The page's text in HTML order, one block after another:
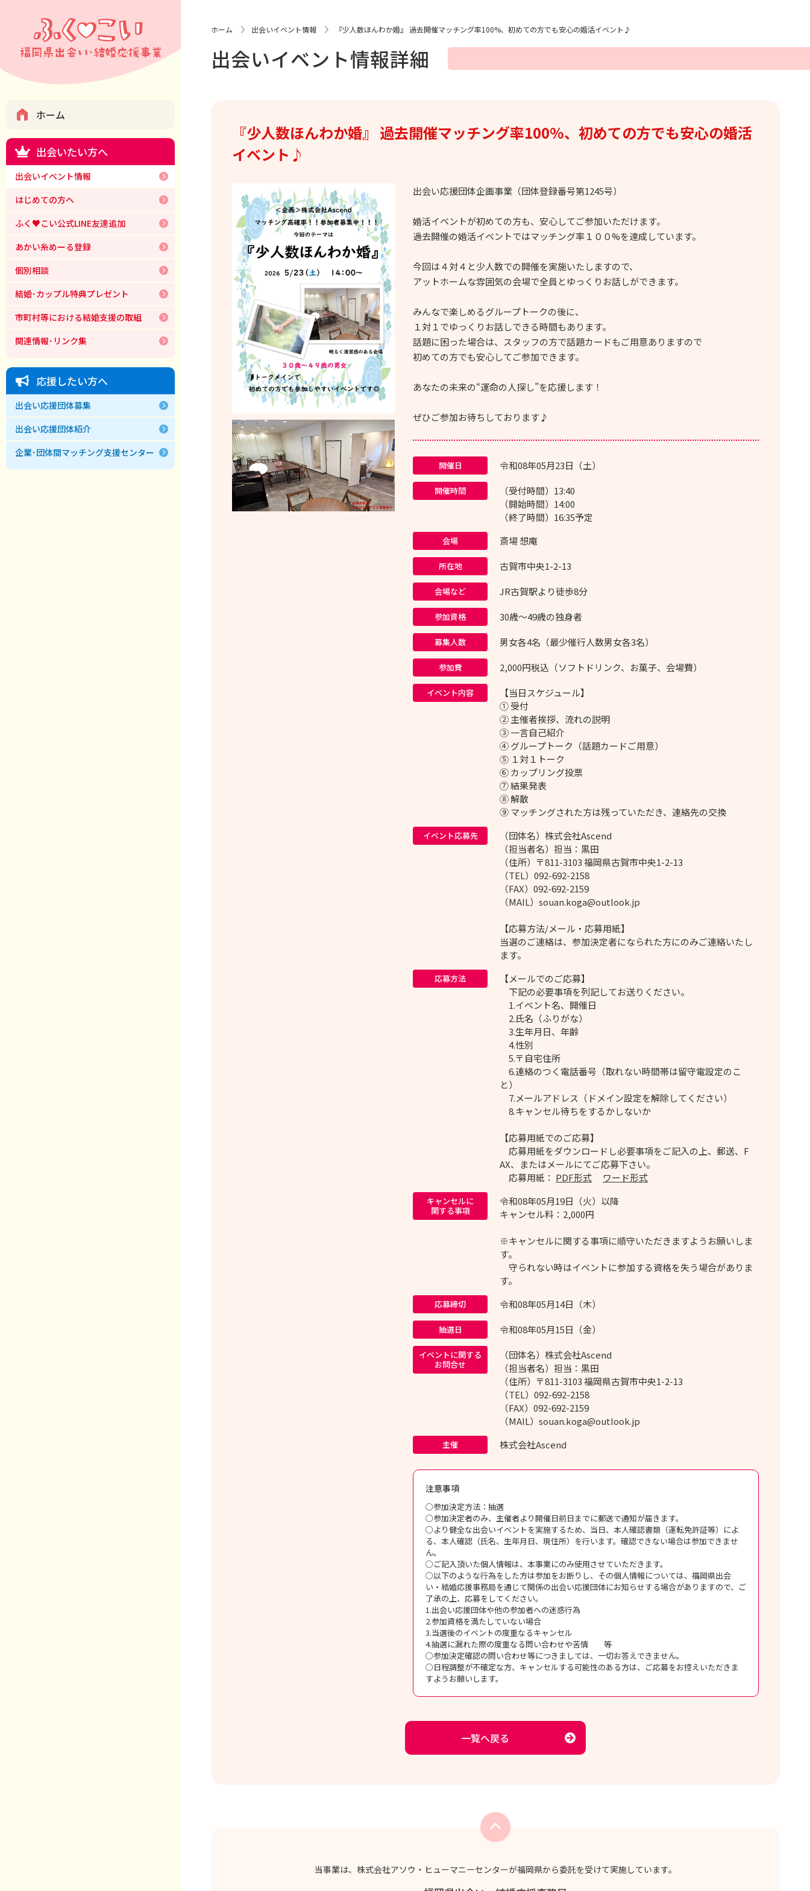
ホーム
出会いたい方へ
出会いイベント情報
はじめての方へ
ふく♥こい公式LINE友達追加
あかい糸めーる登録
個別相談
結婚･カップル特典プレゼント
市町村等における結婚支援の取組
関連情報･リンク集
応援したい方へ
出会い応援団体募集
出会い応援団体紹介
企業･団体間マッチング支援センター
ホーム 出会いイベント情報 『少人数ほんわか婚』 過去開催マッチング率100%、初めての方でも安心の婚活イベント♪
出会いイベント情報詳細
『少人数ほんわか婚』 過去開催マッチング率100%、初めての方でも安心の婚活
イベント♪
出会い応援団体企画事業（団体登録番号第1245号）
婚活イベントが初めての方も、安心してご参加いただけます。
過去開催の婚活イベントではマッチング率１００%を達成しています。
今回は４対４と少人数での開催を実施いたしますので、
アットホームな雰囲気の会場で全員とゆっくりお話しができます。
みんなで楽しめるグループトークの後に、
１対１でゆっくりお話しできる時間もあります。
話題に困った場合は、スタッフの方で話題カードもご用意ありますので
初めての方でも安心してご参加できます。
あなたの未来の“運命の人探し”を応援します！
ぜひご参加お待ちしております♪
開催日 令和08年05月23日（土）
開催時間
（受付時間）13:40
（開始時間）14:00
（終了時間）16:35予定
会場 斎場 想庵
所在地 古賀市中央1-2-13
会場など JR古賀駅より徒歩8分
参加資格 30歳～49歳の独身者
募集人数 男女各4名（最少催行人数男女各3名）
参加費 2,000円税込（ソフトドリンク、お菓子、会場費）
イベント内容
【当日スケジュール】
① 受付
② 主催者挨拶、流れの説明
③ 一言自己紹介
④ グループトーク（話題カードご用意）
⑤ １対１トーク
⑥ カップリング投票
⑦ 結果発表
⑧ 解散
⑨ マッチングされた方は残っていただき、連絡先の交換
イベント応募先
（団体名）株式会社Ascend
（担当者名）担当：黒田
（住所）〒811-3103 福岡県古賀市中央1-2-13
（TEL）092-692-2158
（FAX）092-692-2159
（MAIL）souan.koga@outlook.jp
【応募方法/メール・応募用紙】
当選のご連絡は、参加決定者になられた方にのみご連絡いたし
ます。
応募方法
【メールでのご応募】
下記の必要事項を列記してお送りください。
1.イベント名、開催日
2.氏名（ふりがな）
3.生年月日、年齢
4.性別
5.〒自宅住所
6.連絡のつく電話番号（取れない時間帯は留守電設定のこ
と）
7.メールアドレス（ドメイン設定を解除してください）
8.キャンセル待ちをするかしないか
【応募用紙でのご応募】
応募用紙をダウンロードし必要事項をご記入の上、郵送、F
AX、またはメールにてご応募下さい。
応募用紙： PDF形式 ワード形式
キャンセルに
関する事項
令和08年05月19日（火）以降
キャンセル料：2,000円
※キャンセルに関する事項に順守いただきますようお願いしま
す。
守られない時はイベントに参加する資格を失う場合がありま
す。
応募締切 令和08年05月14日（木）
抽選日 令和08年05月15日（金）
イベントに関する
お問合せ
（団体名）株式会社Ascend
（担当者名）担当：黒田
（住所）〒811-3103 福岡県古賀市中央1-2-13
（TEL）092-692-2158
（FAX）092-692-2159
（MAIL）souan.koga@outlook.jp
主催 株式会社Ascend
注意事項
○参加決定方法：抽選
○参加決定者のみ、主催者より開催日前日までに郵送で通知が届きます。
○より健全な出会いイベントを実施するため、当日、本人確認書類（運転免許証等）によ
る、本人確認（氏名、生年月日、現住所）を行います。確認できない場合は参加できませ
ん。
○ご記入頂いた個人情報は、本事業にのみ使用させていただきます。
○以下のような行為をした方は参加をお断りし、その個人情報については、福岡県出会
い・結婚応援事務局を通じて関係の出会い応援団体にお知らせする場合がありますので、ご
了承の上、応募をしてください。
1.出会い応援団体や他の参加者への迷惑行為
2.参加資格を満たしていない場合
3.当選後のイベントの度重なるキャンセル
4.抽選に漏れた際の度重なる問い合わせや苦情 等
○参加決定確認の問い合わせ等につきましては、一切お答えできません。
○日程調整が不確定な方、キャンセルする可能性のある方は、ご応募をお控えいただきま
すようお願いします。
一覧へ戻る
当事業は、株式会社アソウ・ヒューマニーセンターが福岡県から委託を受けて実施しています。